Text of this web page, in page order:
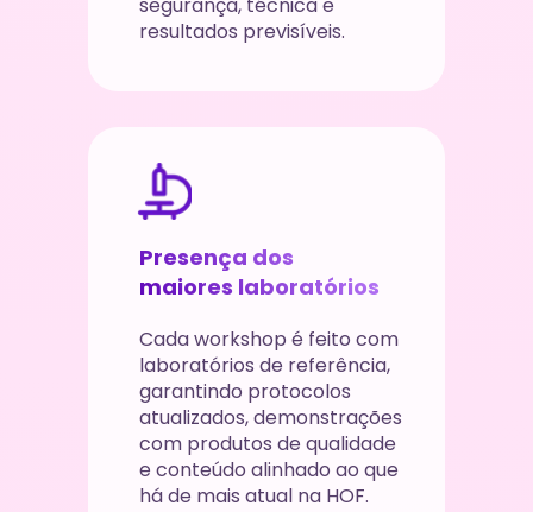
Presença dos
maiores laboratórios
segurança, técnica e
resultados previsíveis.
Cada workshop é feito com
laboratórios de referência,
garantindo protocolos
atualizados, demonstrações
com produtos de qualidade
e conteúdo alinhado ao que
há de mais atual na HOF.